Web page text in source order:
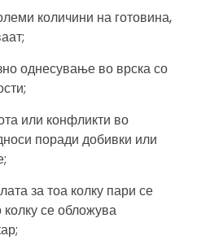
количини на готовина,
однесување во врска со
или конфликти во
поради добивки или
за тоа колку пари се
се обложува